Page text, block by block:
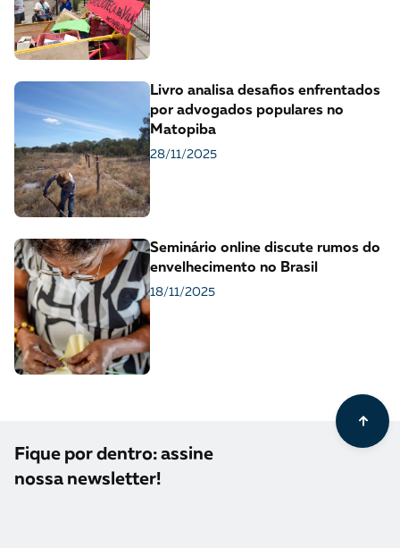
Livro analisa desafios enfrentados
por advogados populares no
Matopiba
28/11/2025
Seminário online discute rumos do
envelhecimento no Brasil
18/11/2025
Fique por dentro: assine
nossa newsletter!